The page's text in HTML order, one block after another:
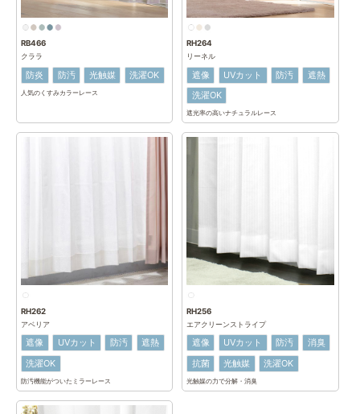
RB466
クララ
防炎 防汚 光触媒 洗濯OK
人気のくすみカラーレース
RH264
リーネル
遮像 UVカット 防汚
遮熱
洗濯OK
遮光率の高いナチュラルレース
RH262
アベリア
遮像 UVカット 防汚
遮熱
洗濯OK
防汚機能がついたミラーレース
RH256
エアクリーンストライプ
遮像 UVカット 防汚
消臭
抗菌
光触媒 洗濯OK
光触媒の力で分解・消臭